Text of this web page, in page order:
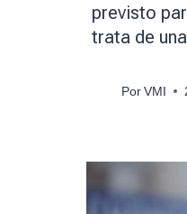
previsto
trata de
Por VMI